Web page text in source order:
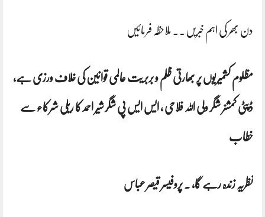
دن بھر کی اہم خبریں.. ملاحظہ فرمائیں
مظلوم کشمیریوں پر بھارتی ظلم و بربریت عالمی قوانین کی خلاف ورزی ہے،
ڈپٹی کمشنر شگر ولی اللہ فلاحی ، ایس ایس پی شگر شیر احمد کا ریلی شرکاء سے
خطاب
نظریہ زندہ رہے گا، . پروفیسر قیصر عباس